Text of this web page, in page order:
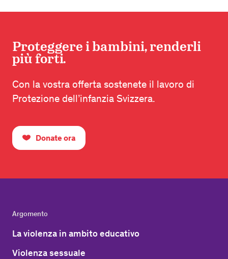
Proteggere i bambini, renderli
più forti.
Con la vostra offerta sostenete il lavoro di
Protezione dell’infanzia Svizzera.
Donate ora
Argomento
La violenza in ambito educativo
Violenza sessuale